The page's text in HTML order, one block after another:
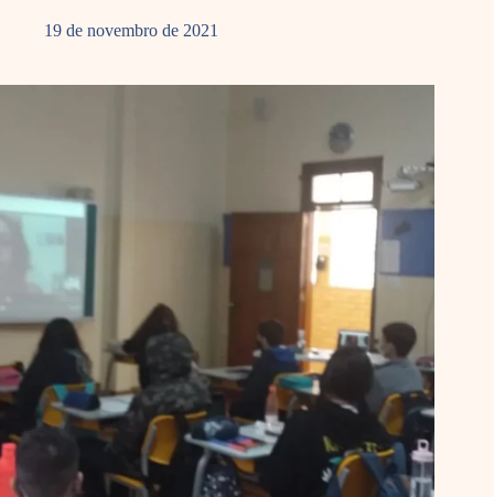
19 de novembro de 2021